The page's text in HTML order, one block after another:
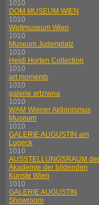
1010
DOM MUSEUM WIEN
1010
Weltmuseum Wien
1010
Museum Judenplatz
1010
Heidi Horten Collection
1010
art moments
1010
galerie artziwna
1010
WAM Wiener Aktionismus
Museum
1010
GALERIE AUGUSTIN am
Lugeck
1010
AUSSTELLUNGSRAUM der
Akademie der bildenden
Künste Wien
1010
GALERIE AUGUSTIN
Showroom